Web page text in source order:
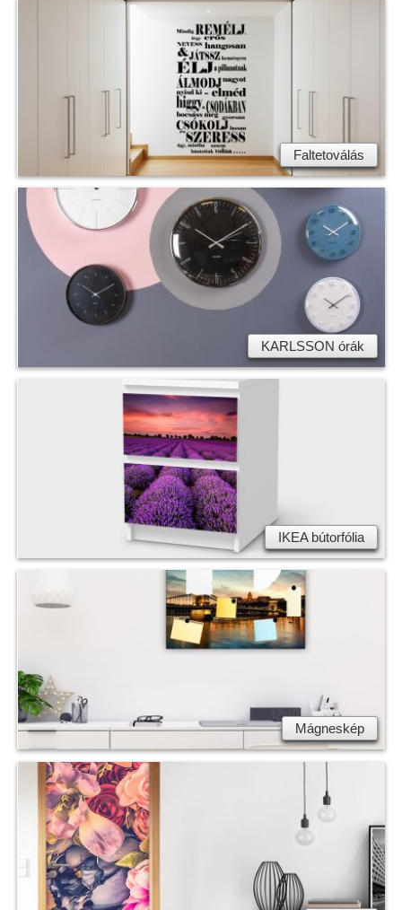
Faltetoválás
KARLSSON órák
IKEA bútorfólia
Mágneskép